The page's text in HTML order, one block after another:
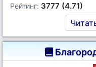
Рейтинг: 3777 (4.71)